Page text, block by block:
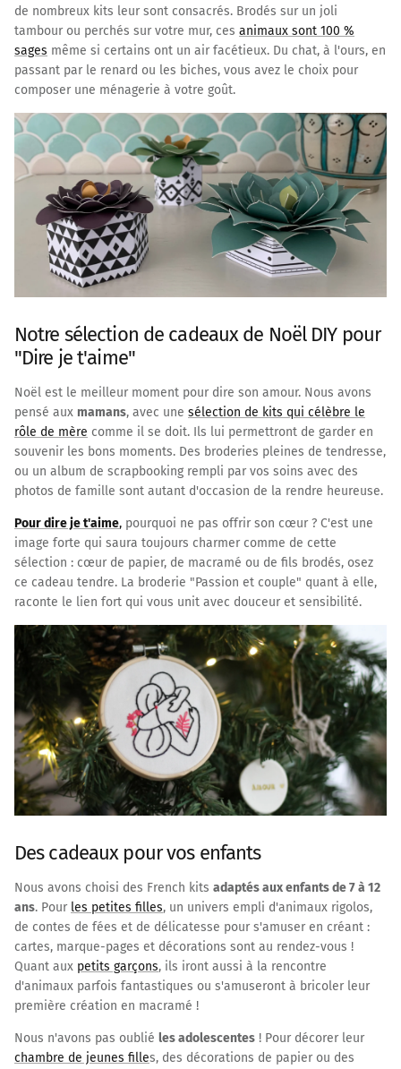
de nombreux kits leur sont consacrés. Brodés sur un joli
tambour ou perchés sur votre mur, ces animaux sont 100 %
sages même si certains ont un air facétieux. Du chat, à l'ours, en
passant par le renard ou les biches, vous avez le choix pour
composer une ménagerie à votre goût.
Notre sélection de cadeaux de Noël DIY pour
"Dire je t'aime"
Noël est le meilleur moment pour dire son amour. Nous avons
pensé aux mamans, avec une sélection de kits qui célèbre le
rôle de mère comme il se doit. Ils lui permettront de garder en
souvenir les bons moments. Des broderies pleines de tendresse,
ou un album de scrapbooking rempli par vos soins avec des
photos de famille sont autant d'occasion de la rendre heureuse.
Pour dire je t'aime, pourquoi ne pas offrir son cœur ? C'est une
image forte qui saura toujours charmer comme de cette
sélection : cœur de papier, de macramé ou de fils brodés, osez
ce cadeau tendre. La broderie "Passion et couple" quant à elle,
raconte le lien fort qui vous unit avec douceur et sensibilité.
Des cadeaux pour vos enfants
Nous avons choisi des French kits adaptés aux enfants de 7 à 12
ans. Pour les petites filles, un univers empli d'animaux rigolos,
de contes de fées et de délicatesse pour s'amuser en créant :
cartes, marque-pages et décorations sont au rendez-vous !
Quant aux petits garçons, ils iront aussi à la rencontre
d'animaux parfois fantastiques ou s'amuseront à bricoler leur
première création en macramé !
Nous n'avons pas oublié les adolescentes ! Pour décorer leur
chambre de jeunes filles, des décorations de papier ou des